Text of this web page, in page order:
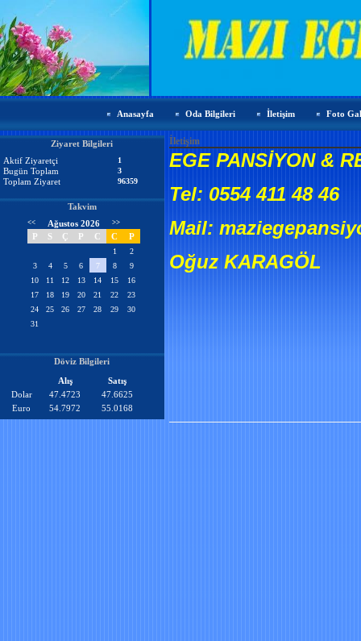
Anasayfa Oda Bilgileri İletişim Foto
Ziyaret Bilgileri
Aktif Ziyaretçi
1
Bugün Toplam 3
Toplam Ziyaret 96359
Takvim
<< Ağustos 2026 >>
P S Ç P C C P
1
2
3
4 5 6 7 8
9
10
11 12 13 14 15
16
17
18 19 20 21 22
23
24
25 26 27 28 29
30
31
Döviz Bilgileri
Alış
Satış
Dolar
47.4723
47.6625
Euro
54.7972 55.0168
İletişim
EGE PANSİYON &
Tel: 0554 411 48 46
Mail:
Oğuz KARAGÖL